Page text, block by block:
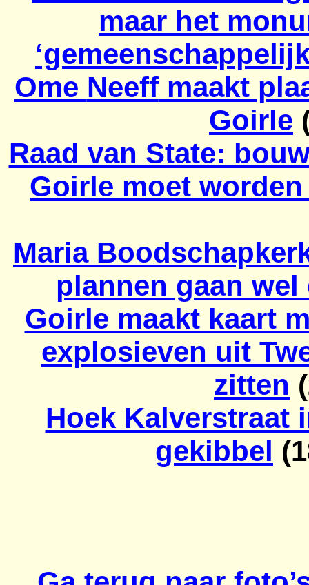
maar het
Ome Neeffmaakt
Goirle
Raad van State:
Goirle moet
Maria
plannen gaan wel
Goirle maakt kaart
explosieven uit
zitten
Hoek
gekibbel